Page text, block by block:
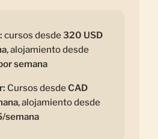
cursos desde320 USD
, alojamiento desde
semana
Cursos desdeCAD
, alojamiento desde
semana